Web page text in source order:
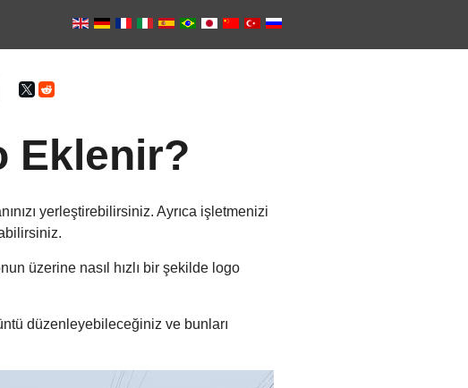
Eklenir?
yerleştirebilirsiniz. Ayrıca işletmenizi
üzerine nasıl hızlı bir şekilde logo
düzenleyebileceğiniz ve bunları